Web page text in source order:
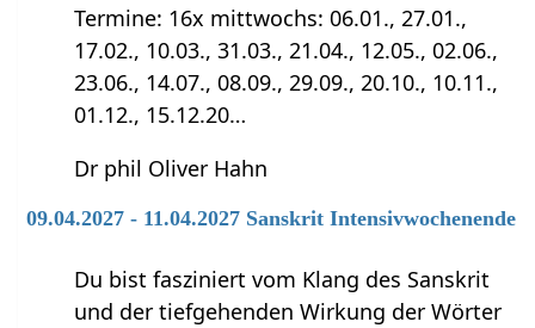
Termine: 16x mittwochs: 06.01., 27.01.,
17.02., 10.03., 31.03., 21.04., 12.05., 02.06.,
23.06., 14.07., 08.09., 29.09., 20.10., 10.11.,
01.12., 15.12.20…
Dr phil Oliver Hahn
09.04.2027 - 11.04.2027 Sanskrit Intensivwochenende
Du bist fasziniert vom Klang des Sanskrit
und der tiefgehenden Wirkung der Wörter